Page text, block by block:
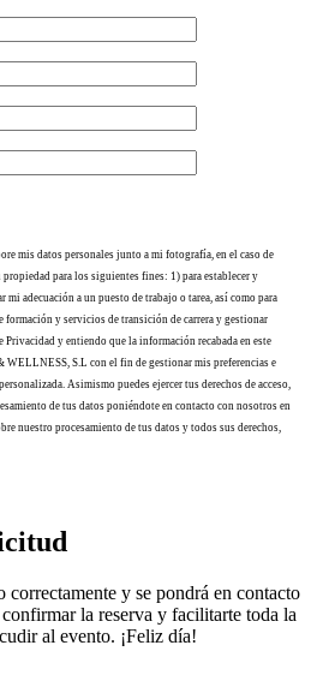
mis datos personales junto a mi fotografía, en el caso de
para los siguientes fines: 1) para establecer y
adecuación a un puesto de trabajo o tarea, así como para
formación y servicios de transición de carrera y gestionar
y entiendo que la información recabada en este
S.L con el fin de gestionar mis preferencias e
Asimismo puedes ejercer tus derechos de acceso,
de tus datos poniéndote en contacto con nosotros en
nuestro procesamiento de tus datos y todos sus derechos,
y se pondrá en contacto
la reserva y facilitarte toda la
al evento. ¡Feliz día!